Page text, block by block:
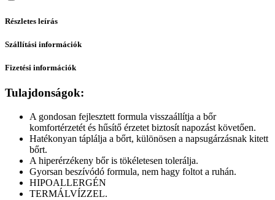
Részletes leírás
Szállítási információk
Fizetési információk
Tulajdonságok:
A gondosan fejlesztett formula visszaállítja a bőr
komfortérzetét és hűsítő érzetet biztosít napozást követően.
Hatékonyan táplálja a bőrt, különösen a napsugárzásnak kitett
bőrt.
A hiperérzékeny bőr is tökéletesen tolerálja.
Gyorsan beszívódó formula, nem hagy foltot a ruhán.
HIPOALLERGÉN
TERMÁLVÍZZEL.